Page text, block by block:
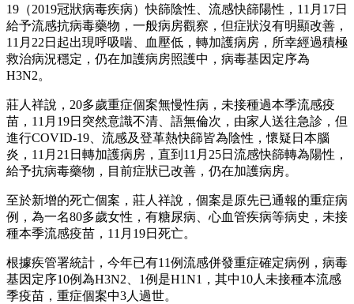
19（2019冠狀病毒疾病）快篩陰性、流感快篩陽性，11月17日
給予流感抗病毒藥物，一般病房觀察，但症狀沒有明顯改善，
11月22日起出現呼吸喘、血壓低，轉加護病房，所幸經過積極
救治病況穩定，仍在加護病房照護中，病毒基因定序為
H3N2。
莊人祥說，20多歲重症個案無慢性病，未接種過本季流感疫
苗，11月19日突然意識不清、語無倫次，由家人送往急診，但
進行COVID-19、流感及登革熱快篩皆為陰性，懷疑日本腦
炎，11月21日轉加護病房，直到11月25日流感快篩轉為陽性，
給予抗病毒藥物，目前症狀已改善，仍在加護病房。
至於新增的死亡個案，莊人祥說，個案是原先已通報的重症病
例，為一名80多歲女性，有糖尿病、心血管疾病等病史，未接
種本季流感疫苗，11月19日死亡。
根據疾管署統計，今年已有11例流感併發重症確定病例，病毒
基因定序10例為H3N2、1例是H1N1，其中10人未接種本流感
季疫苗，重症個案中3人過世。